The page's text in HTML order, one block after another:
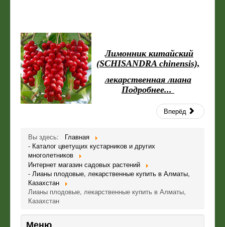
Лимонник китайский
(SCHISANDRA chinensis),
лекарственная лиана
Подробнее...
Вперёд
Вы здесь:
Главная
- Каталог цветущих кустарников и других
многолетников
Интернет магазин садовых растений
- Лианы плодовые, лекарственные купить в Алматы,
Казахстан
Лианы плодовые, лекарственные купить в Алматы,
Казахстан